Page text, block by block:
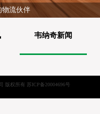
物流伙伴
韦纳奇新闻
版权所有 苏ICP备20004696号